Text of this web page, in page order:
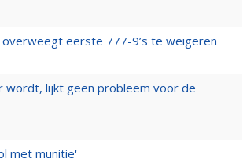
eerste 777-9’s te weigeren
wordt, lijkt geen probleem voor de
met munitie'